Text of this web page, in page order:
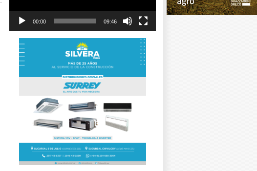
00:00 09:46